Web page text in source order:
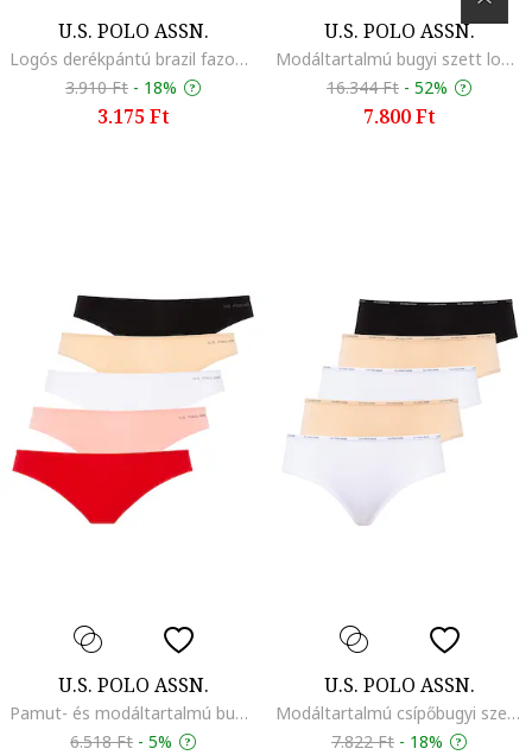
U.S. POLO ASSN.
Logós derékpántú brazil fazonú bugyi szett - 3 db, Sárga/Türkiz/Korallszín
3.910 Ft - 18%
3.175 Ft
U.S. POLO ASSN.
Modáltartalmú bugyi szett logós részlettel - 5 darab, Többszínű
16.344 Ft - 52%
7.800 Ft
U.S. POLO ASSN.
Pamut- és modáltartalmú bugyi szett - 5 db, Fehér/Bézs/Rózsaszín
6.518 Ft - 5%
U.S. POLO ASSN.
Modáltartalmú csípőbugyi szett - 5 db, Fehér/Fekete
7.822 Ft - 18%